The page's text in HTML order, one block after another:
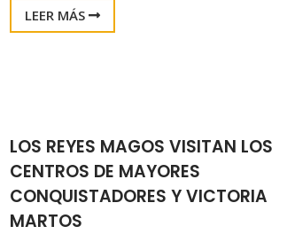
LEER MÁS
LOS REYES MAGOS VISITAN LOS
CENTROS DE MAYORES
CONQUISTADORES Y VICTORIA
MARTOS